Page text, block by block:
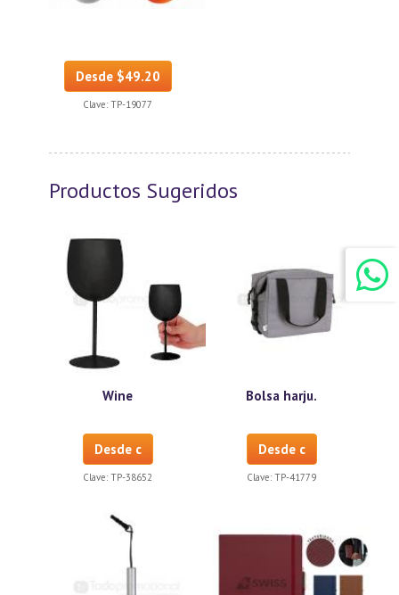
Desde $49.20
Clave: TP-19077
Productos Sugeridos
Wine
Desde c
Clave: TP-38652
Bolsa harju.
Desde c
Clave: TP-41779